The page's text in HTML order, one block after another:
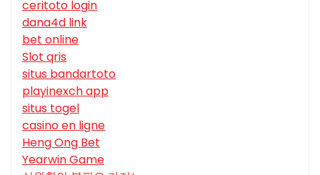
ceritoto login
dana4d link
bet online
Slot qris
situs bandartoto
playinexch app
situs togel
casino en ligne
Heng Ong Bet
Yearwin Game